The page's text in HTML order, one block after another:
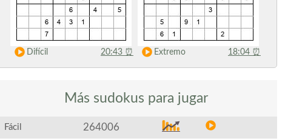
Difícil 20:43 ⏰ Extremo 18:04 ⏰
Más sudokus para jugar
Fácil 264006